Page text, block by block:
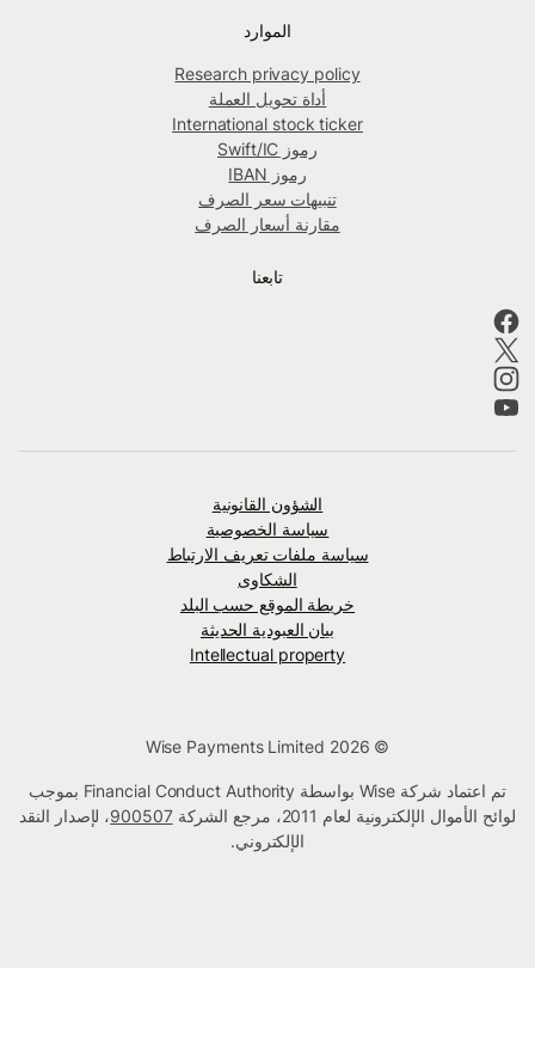
الموارد
Research privacy policy
أداة تحويل العملة
International stock ticker
رموز Swift/IC
رموز IBAN
تنبيهات سعر الصرف
مقارنة أسعار الصرف
تابعنا
الشؤون القانونية
سياسة الخصوصية
سياسة ملفات تعريف الارتباط
الشكاوى
خريطة الموقع حسب البلد
بيان العبودية الحديثة
Intellectual property
تم اعتماد شركة Wise بواسطة Financial Conduct Authority بموجب
لوائح الأموال الإلكترونية لعام 2011، مرجع الشركة
900507، لإصدار النقد
الإلكتروني.